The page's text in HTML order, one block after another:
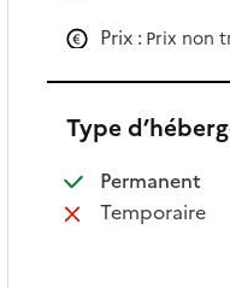
Prix : Prix non
Type
Permanent
:
Temporaire
: non